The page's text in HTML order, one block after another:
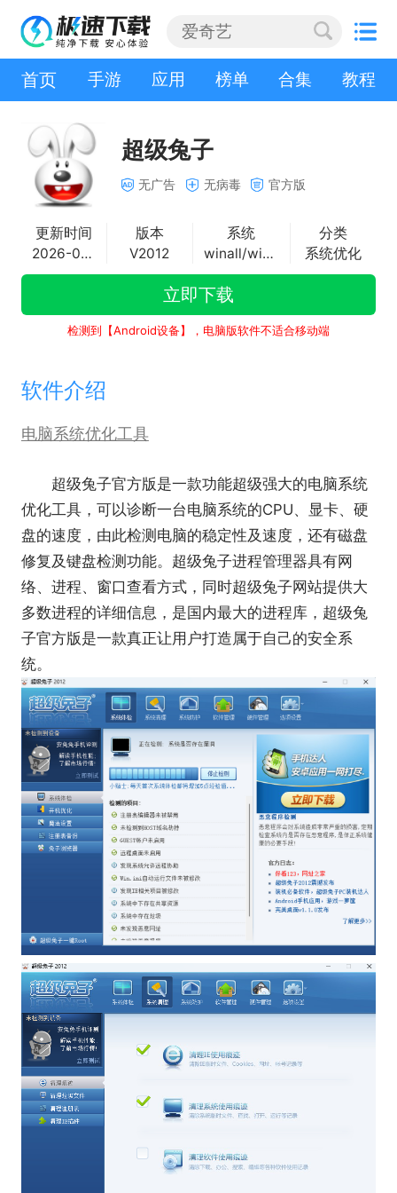
首页 手游 应用 榜单 合集 教程
超级兔子
无广告 无病毒 官方版
更新时间
2026-04-29
版本
V2012
系统
winall/win7/win10/win11
分类
系统优化
立即下载
检测到【Android设备】，电脑版软件不适合移动端
软件介绍
电脑系统优化工具
超级兔子官方版是一款功能超级强大的电脑系统
优化工具，可以诊断一台电脑系统的CPU、显卡、硬
盘的速度，由此检测电脑的稳定性及速度，还有磁盘
修复及键盘检测功能。超级兔子进程管理器具有网
络、进程、窗口查看方式，同时超级兔子网站提供大
多数进程的详细信息，是国内最大的进程库，超级兔
子官方版是一款真正让用户打造属于自己的安全系
统。